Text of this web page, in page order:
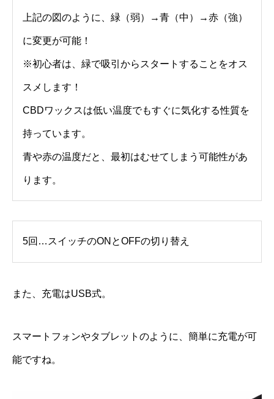
上記の図のように、緑（弱）→青（中）→赤（強）
に変更が可能！
※初心者は、緑で吸引からスタートすることをオス
スメします！
CBDワックスは低い温度でもすぐに気化する性質を
持っています。
青や赤の温度だと、最初はむせてしまう可能性があ
ります。
5回…スイッチのONとOFFの切り替え
また、充電はUSB式。
スマートフォンやタブレットのように、簡単に充電が可
能ですね。